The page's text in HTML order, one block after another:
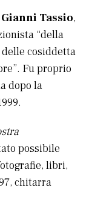
Tassio,
“della
cosiddetta
Fu proprio
dopo la
possibile
libri,
chitarra